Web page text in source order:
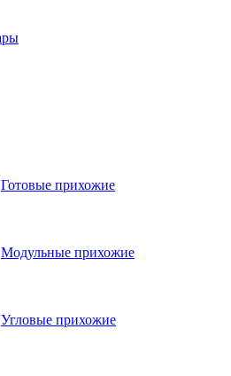
Готовые прихожие
Модульные прихожие
Угловые прихожие